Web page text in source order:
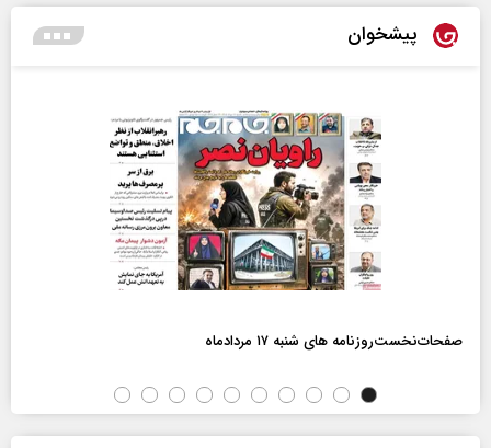
پیشخوان
صفحات‌نخست‌روزنامه ها‌ی شنبه ۱۷ مردادماه